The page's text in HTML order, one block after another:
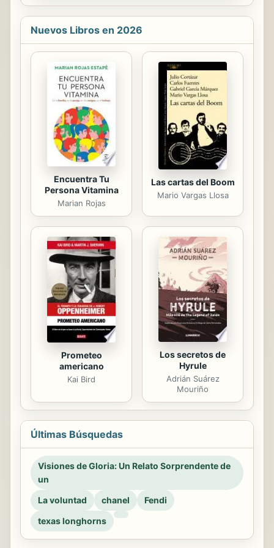
llenos de felicidad, nuestra mision
esta...
Nuevos Libros en 2026
Encuentra Tu
Persona Vitamina
Marian Rojas
Las cartas del Boom
Mario Vargas Llosa
Prometeo
americano
Kai Bird
Los secretos de
Hyrule
Adrián Suárez
Mouriño
Últimas Búsquedas
Visiones de Gloria: Un Relato Sorprendente de
un
La voluntad
chanel
Fendi
texas longhorns